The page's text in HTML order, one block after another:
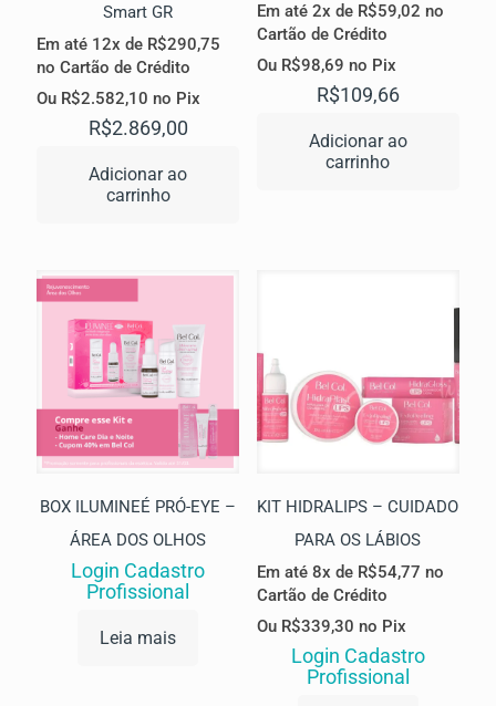
Smart GR
Em até 12x de R$290,75
no Cartão de Crédito
Ou R$2.582,10 no Pix
R$2.869,00
Adicionar ao
carrinho
Em até 2x de R$59,02 no
Cartão de Crédito
Ou R$98,69 no Pix
R$109,66
Adicionar ao
carrinho
BOX ILUMINEÉ PRÓ-EYE –
ÁREA DOS OLHOS
Login Cadastro
Profissional
Leia mais
KIT HIDRALIPS – CUIDADO
PARA OS LÁBIOS
Em até 8x de R$54,77 no
Cartão de Crédito
Ou R$339,30 no Pix
Login Cadastro
Profissional